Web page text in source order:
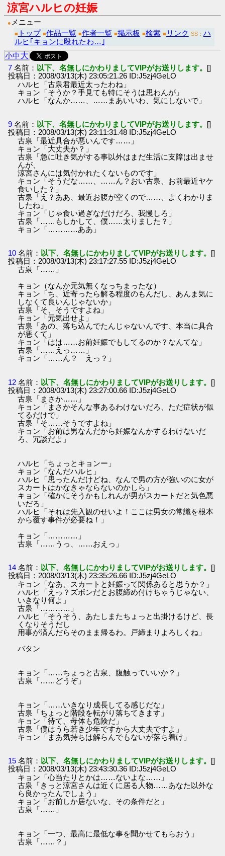
涼宮ハルヒの妊娠
● メニュー
■ トップ ■作品一覧 ■作者一覧 ■掲示板 ■検索 ■ リンク SS： ハ
ルヒ｢キョンに殴れたわ…｣
小中大
7 名前： 以下、名無しにかわりましてVIPがお送りします。 []
投稿日：2008/03/13(木) 23:05:21.26 ID:J5zj4GeLO
ハルヒ「古泉君最近太ったわね」
キョン「そうか？手見ても特にそうは思わんが」
ハルヒ「なんか……、……まあいいわ、気にしないで」
9 名前： 以下、名無しにかわりましてVIPがお送りします。 []
投稿日：2008/03/13(木) 23:11:31.48 ID:J5zj4GeLO
古泉「最近具合が悪いんです……」
キョン「大丈夫か？」
古泉「急に吐き気がする事以外はまだ生活に支障は出ませ
んが、
涼宮さんには気付かれたくないものです」
キョン「そうだな……、……ん？おい古泉、お前最近ヤケ
食いした？」
古泉「え？ああ、最近お腹が空くので……、よくわかりま
したね」
キョン「じゃ食い過ぎなだけだろ、我慢しろ」
古泉「……もしかして、僕……太りました？」
キョン「…………ああ」
10 名前： 以下、名無しにかわりましてVIPがお送りします。 []
投稿日：2008/03/13(木) 23:17:27.55 ID:J5zj4GeLO
古泉「……」
キョン（なんか元気無くなっちまったな）
キョン「ち、近寄ったら解る程度のもんだし、あんま気に
しなくて良いんじゃないか」
古泉「そ、そうですよね」
キョン「元気出せよ」
古泉「あの、落ち込んでたんじゃないんです、本当に具合
が悪くて」
キョン「はは……お前妊娠でもしてるのか？なんてな」
古泉「……えっ……」
キョン「……ん？ えっ？」
12 名前： 以下、名無しにかわりましてVIPがお送りします。 []
投稿日：2008/03/13(木) 23:27:00.66 ID:J5zj4GeLO
古泉「まさか……」
キョン「まさかそんな事あるわけないだろ、ただ症状が似
てるだけで」
古泉「そ……そうですよね」
キョン「お前は男なんだから妊娠なんかするわけないだ
ろ、冗談だよ」
ハルヒ「ちょっとキョンー」
キョン「なんだハルヒ」
ハルヒ「思ったんだけどね、なんで男の方が強いのに女が
スカートはかなきゃならないのかしら」
キョン「確かにそうかもしれんが男がスカートだと気色悪
いだろ」
ハルヒ「それは先入観のせいよ！ここは男女の常識を根本
から覆す事件が必要ね！」
キョン「…………」
古泉「……うっ、……おえっ」
14 名前： 以下、名無しにかわりましてVIPがお送りします。 []
投稿日：2008/03/13(木) 23:35:26.66 ID:J5zj4GeLO
キョン「なあ、スカートと妊娠って関係あると思うか？」
ハルヒ「えっ？ズボンだとお腹締め付けちゃうじゃない、
いきなり何よ」
古泉「…………」
ハルヒ「そうそう、あたしまたちょっと出掛けるけど、長
くなりそうだし
用事が済んだらそのまま帰るわ。戸締まりよろしくね」
バタン
キョン「……ちょっと古泉、腹触っていいか？」
古泉「……どうぞ」
キョン「……いきなり成長してる感じだな」
古泉「ちょっと階段を転がり落ちてきます」
キョン「待て、母体も危険だ」
古泉「僕はうら若き少年ですから大丈夫ですよ」
キョン「まあ気持ちは解らんでもないが落ち着け」
15 名前： 以下、名無しにかわりましてVIPがお送りします。 []
投稿日：2008/03/13(木) 23:43:30.36 ID:J5zj4GeLO
キョン「心当たりとかは……ないよな……」
古泉「きっと涼宮さんは近くに居る人物……あなた以外な
ら良かったんでしょう」
キョン「お前しか居ないな、その条件だと」
古泉「……」
キョン「一つ、最高に最低な事を聞かせてもらおう」
古泉「……？」